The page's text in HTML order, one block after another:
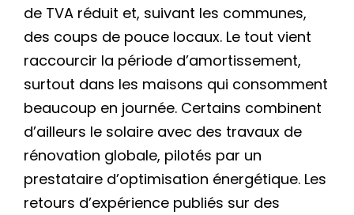
de TVA réduit et, suivant les communes,
des coups de pouce locaux. Le tout vient
raccourcir la période d’amortissement,
surtout dans les maisons qui consomment
beaucoup en journée. Certains combinent
d’ailleurs le solaire avec des travaux de
rénovation globale, pilotés par un
prestataire d’optimisation énergétique. Les
retours d’expérience publiés sur des